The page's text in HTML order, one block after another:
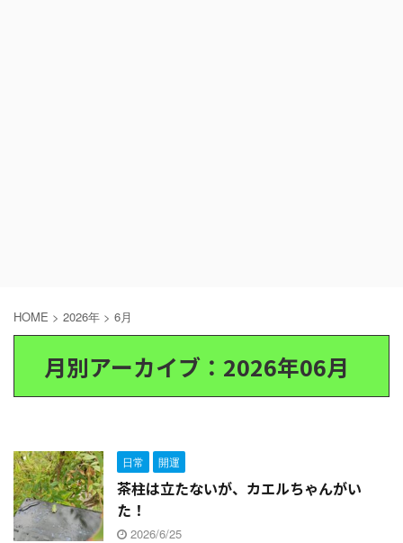
HOME > 2026年 > 6月
月別アーカイブ：2026年06月
日常 開運
茶柱は立たないが、カエルちゃんがい
た！
2026/6/25